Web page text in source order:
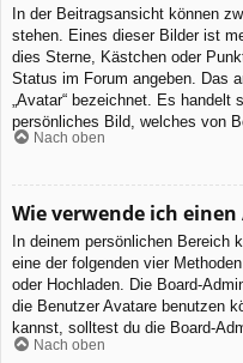
In der Beitragsansicht können
stehen. Eines dieser Bilder ist
dies Sterne, Kästchen oder
Status im Forum angeben. Das
„Avatar“ bezeichnet. Es
persönliches Bild, welches von
Nach oben
Wie verwende ich
In deinem persönlichen Bereich
eine der folgenden vier
oder Hochladen. Die Board-
die Benutzer Avatare benutzen
kannst, solltest du die Board-
Nach oben